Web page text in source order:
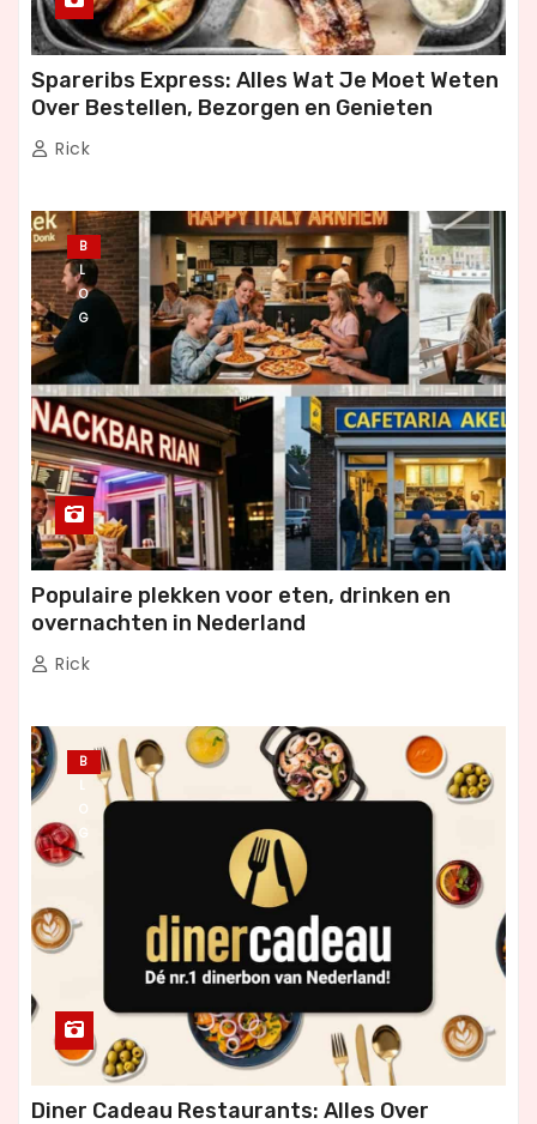
Spareribs Express: Alles Wat Je Moet Weten
Over Bestellen, Bezorgen en Genieten
Rick
B
L
O
G
Populaire plekken voor eten, drinken en
overnachten in Nederland
Rick
B
L
O
G
Diner Cadeau Restaurants: Alles Over